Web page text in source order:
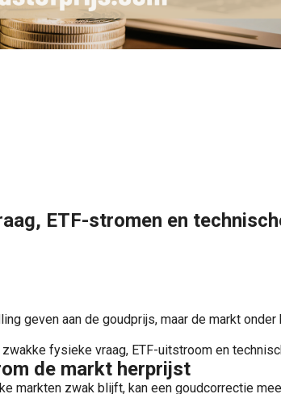
ETF-stromen en
geven aan de goudprijs, maar de markt
fysieke vraag, ETF-uitstroom en
de markt herprijst
markten zwak blijft, kan een goudcorrectie